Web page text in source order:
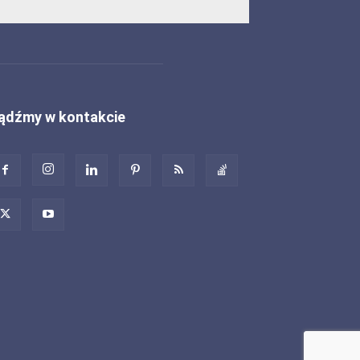
w kontakcie